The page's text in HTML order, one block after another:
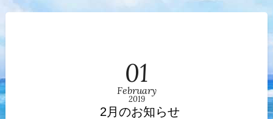
01
February
2019
2月のお知らせ